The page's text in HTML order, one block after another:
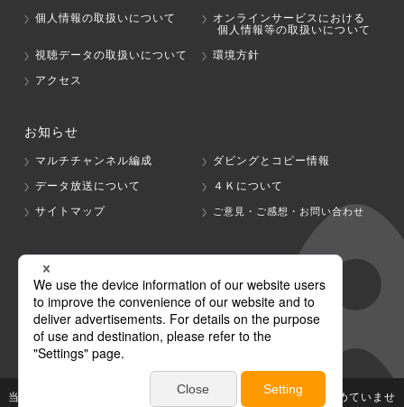
個人情報の取扱いについて
オンラインサービスにおける
個人情報等の取扱いについて
視聴データの取扱いについて
環境方針
アクセス
お知らせ
マルチチャンネル編成
ダビングとコピー情報
データ放送について
４Ｋについて
サイトマップ
ご意見・ご感想・お問い合わせ
グループ会社
テレビ朝日 テレ朝チャンネル
当社が著作権、著作隣接権を有する放送番組等の無断利用は認めていませ